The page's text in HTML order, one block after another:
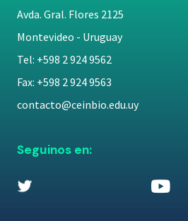
Avda. Gral. Flores 2125
Montevideo - Uruguay
Tel: +598 2 924 9562
Fax: +598 2 924 9563
contacto@ceinbio.edu.uy
Seguinos en: